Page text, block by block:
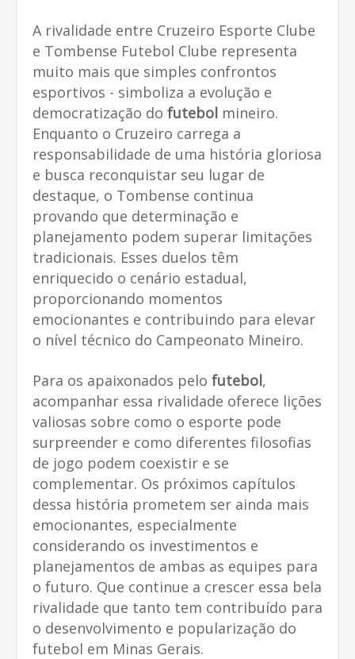
A rivalidade entre Cruzeiro Esporte Clube
e Tombense Futebol Clube representa
muito mais que simples confrontos
esportivos - simboliza a evolução e
democratização do futebol mineiro.
Enquanto o Cruzeiro carrega a
responsabilidade de uma história gloriosa
e busca reconquistar seu lugar de
destaque, o Tombense continua
provando que determinação e
planejamento podem superar limitações
tradicionais. Esses duelos têm
enriquecido o cenário estadual,
proporcionando momentos
emocionantes e contribuindo para elevar
o nível técnico do Campeonato Mineiro.
Para os apaixonados pelo futebol,
acompanhar essa rivalidade oferece lições
valiosas sobre como o esporte pode
surpreender e como diferentes filosofias
de jogo podem coexistir e se
complementar. Os próximos capítulos
dessa história prometem ser ainda mais
emocionantes, especialmente
considerando os investimentos e
planejamentos de ambas as equipes para
o futuro. Que continue a crescer essa bela
rivalidade que tanto tem contribuído para
o desenvolvimento e popularização do
futebol em Minas Gerais.